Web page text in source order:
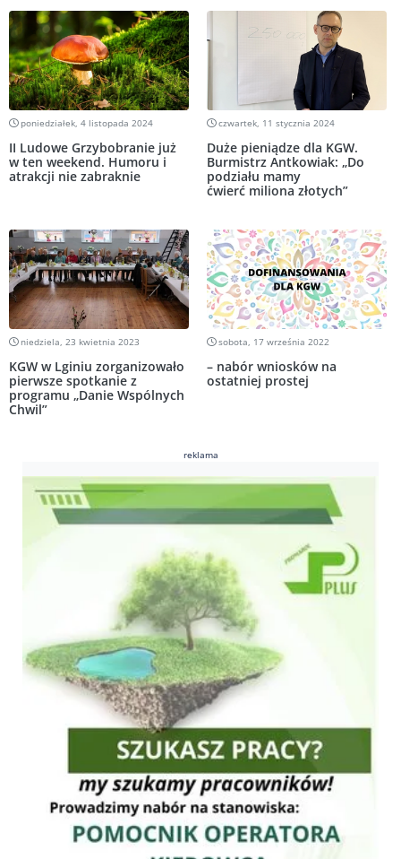
poniedziałek, 4 listopada 2024
II Ludowe Grzybobranie już
w ten weekend. Humoru i
atrakcji nie zabraknie
czwartek, 11 stycznia 2024
Duże pieniądze dla KGW.
Burmistrz Antkowiak: „Do
podziału mamy
ćwierć miliona złotych”
niedziela, 23 kwietnia 2023
KGW w Lginiu zorganizowało
pierwsze spotkanie z
programu „Danie Wspólnych
Chwil”
sobota, 17 września 2022
– nabór wniosków na
ostatniej prostej
reklama